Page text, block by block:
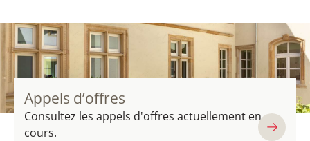
Appels d’offres
Consultez les appels d'offres actuellement en
cours.